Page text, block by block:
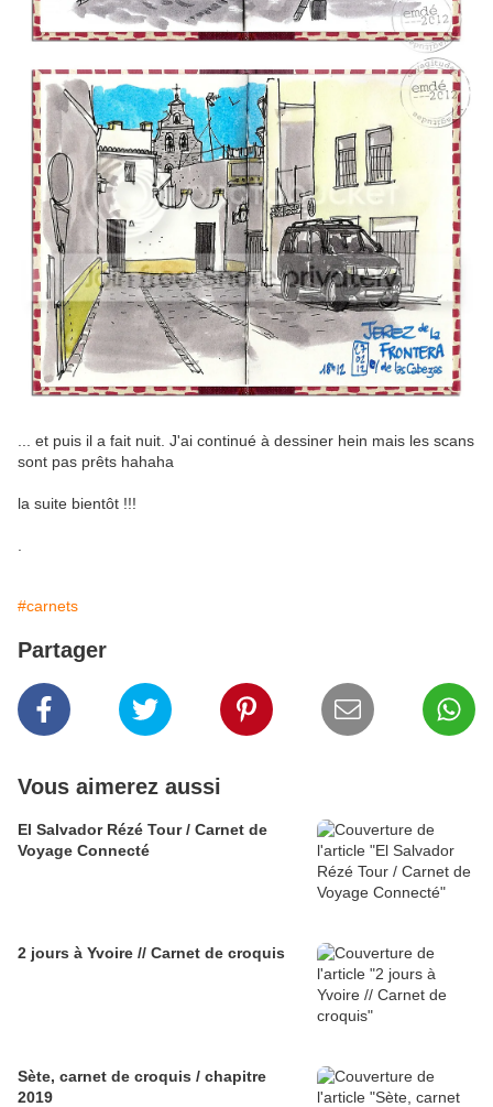
... et puis il a fait nuit. J'ai continué à dessiner hein mais les scans
sont pas prêts hahaha
la suite bientôt !!!
#carnets
Partager
Vous aimerez aussi
El Salvador Rézé Tour / Carnet de
Voyage Connecté
2 jours à Yvoire // Carnet de croquis
Sète, carnet de croquis / chapitre
2019